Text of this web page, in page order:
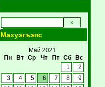
Махуэгъэпс
Май 2021
Пн
Вт Ср Чт Пт Сб Вс
1
2
3
4 5 6 7 8
9